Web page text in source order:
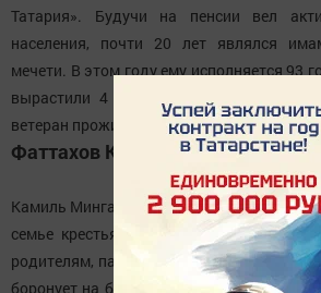
Татария». Будучи на пенсии вел
населения, почти 20 лет являлся
мечети. В этом году ему исполняется 93
вырастили 4 детей. У него 7 внуков и
ветеран проживает в родной деревне с
Фаттахов Камиль Мингазович
Камиль Мингазович Родился 25 января
семье крестьян. С 8 летнего возраста
родителям, пас коров и телят на лугах, с
боронует на быках, и успевает сдать